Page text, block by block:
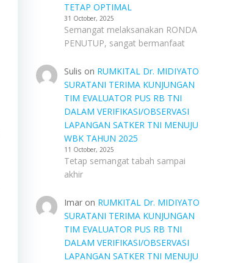
TETAP OPTIMAL
31 October, 2025
Semangat melaksanakan RONDA
PENUTUP, sangat bermanfaat
Sulis on RUMKITAL Dr. MIDIYATO
SURATANI TERIMA KUNJUNGAN
TIM EVALUATOR PUS RB TNI
DALAM VERIFIKASI/OBSERVASI
LAPANGAN SATKER TNI MENUJU
WBK TAHUN 2025
11 October, 2025
Tetap semangat tabah sampai
akhir
Imaron RUMKITAL Dr. MIDIYATO
SURATANI TERIMA KUNJUNGAN
TIM EVALUATOR PUS RB TNI
DALAM VERIFIKASI/OBSERVASI
LAPANGAN SATKER TNI MENUJU